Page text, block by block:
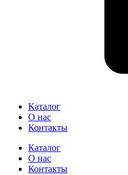
Каталог
О нас
Контакты
Каталог
О нас
Контакты